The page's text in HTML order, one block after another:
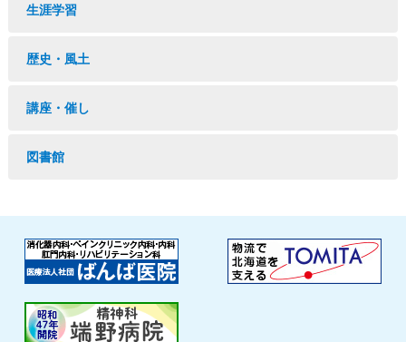
生涯学習
歴史・風土
講座・催し
図書館